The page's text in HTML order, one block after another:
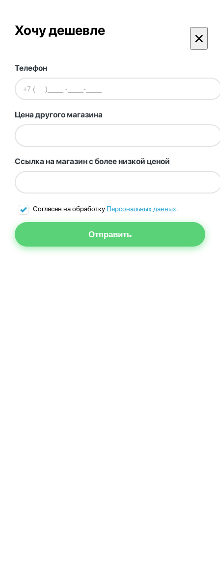
Хочу дешевле ×
Телефон
Цена другого магазина
Ссылка на магазин с более низкой ценой
Согласен на обработку Персональных данных.
Отправить